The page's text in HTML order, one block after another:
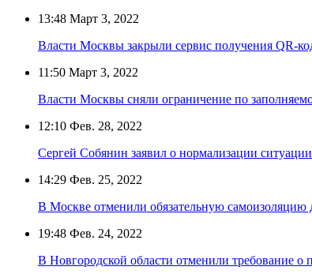
13:48 Март 3, 2022
Власти Москвы закрыли сервис получения QR-
11:50 Март 3, 2022
Власти Москвы сняли ограничение по
12:10 Фев. 28, 2022
Сергей Собянин заявил о нормализации
14:29 Фев. 25, 2022
В Москве отменили обязательную
19:48 Фев. 24, 2022
В Новгородской области отменили требование о